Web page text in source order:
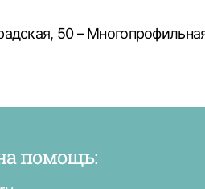
50 –
помощь: